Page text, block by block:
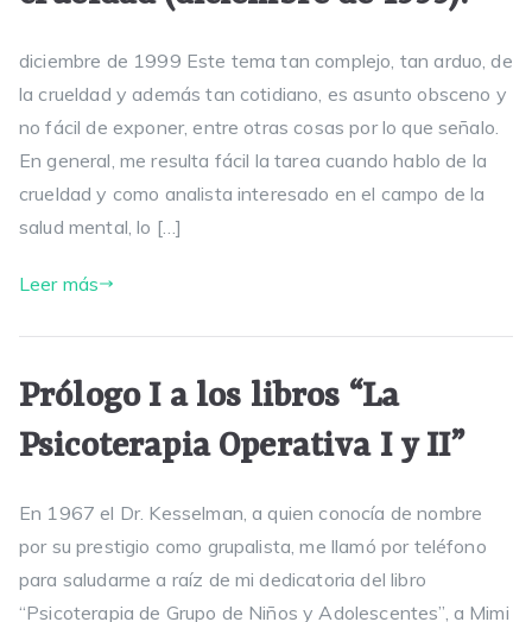
diciembre de 1999 Este tema tan complejo, tan arduo, de
la crueldad y además tan cotidiano, es asunto obsceno y
no fácil de exponer, entre otras cosas por lo que señalo.
En general, me resulta fácil la tarea cuando hablo de la
crueldad y como analista interesado en el campo de la
salud mental, lo […]
Leer más
Prólogo I a los libros “La
Psicoterapia Operativa I y II”
En 1967 el Dr. Kesselman, a quien conocía de nombre
por su prestigio como grupalista, me llamó por teléfono
para saludarme a raíz de mi dedicatoria del libro
“Psicoterapia de Grupo de Niños y Adolescentes”, a Mimi